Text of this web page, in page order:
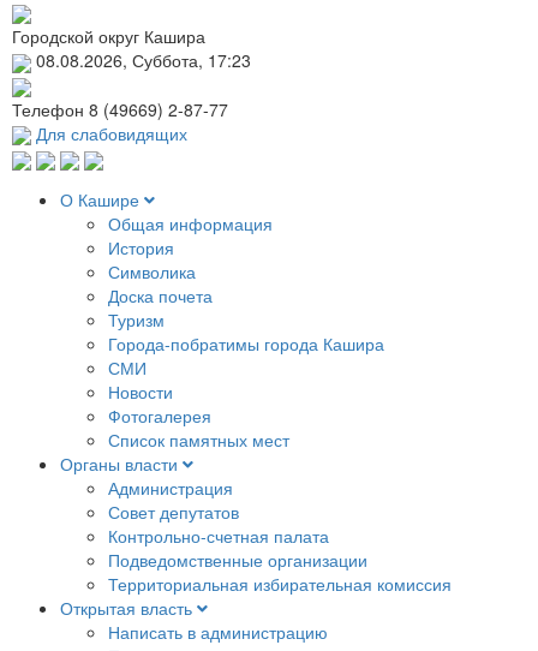
Городской округ Кашира
08.08.2026, Суббота, 17:23
Телефон 8 (49669) 2-87-77
Для слабовидящих
О Кашире
Общая информация
История
Символика
Доска почета
Туризм
Города-побратимы города Кашира
СМИ
Новости
Фотогалерея
Список памятных мест
Органы власти
Администрация
Совет депутатов
Контрольно-счетная палата
Подведомственные организации
Территориальная избирательная комиссия
Открытая власть
Написать в администрацию